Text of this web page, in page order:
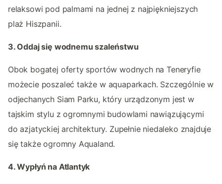
relaksowi pod palmami na jednej z najpiękniejszych
plaż Hiszpanii.
3. Oddaj się wodnemu szaleństwu
Obok bogatej oferty sportów wodnych na Teneryfie
możecie poszaleć także w aquaparkach. Szczególnie w
odjechanych Siam Parku, który urządzonym jest w
tajskim stylu z ogromnymi budowlami nawiązującymi
do azjatyckiej architektury. Zupełnie niedaleko znajduje
się także ogromny Aqualand.
4. Wypłyń na Atlantyk